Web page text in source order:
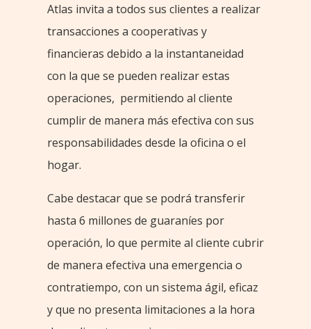
Atlas invita a todos sus clientes a realizar
transacciones a cooperativas y
financieras debido a la instantaneidad
con la que se pueden realizar estas
operaciones, permitiendo al cliente
cumplir de manera más efectiva con sus
responsabilidades desde la oficina o el
hogar.
Cabe destacar que se podrá transferir
hasta 6 millones de guaraníes por
operación, lo que permite al cliente cubrir
de manera efectiva una emergencia o
contratiempo, con un sistema ágil, eficaz
y que no presenta limitaciones a la hora